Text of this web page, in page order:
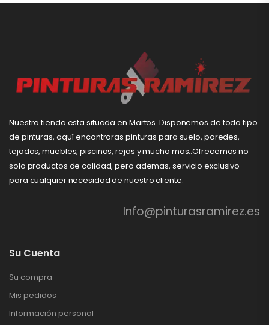
Nuestra tienda esta situada en Martos. Disponemos de todo tipo
de pinturas, aquí encontraras pinturas para suelo, paredes,
tejados, muebles, piscinas, rejas y mucho mas..Ofrecemos no
solo productos de calidad, pero ademas, servicio exclusivo
para cualquier necesidad de nuestro cliente.
Info@pinturasramirez.es
Su Cuenta
Su compra
Mis pedidos
Información personal